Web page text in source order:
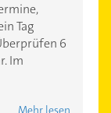
Tag
6
Im
Mehr lesen